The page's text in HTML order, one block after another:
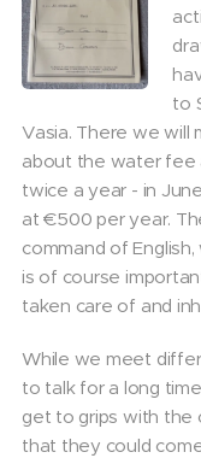
to
Vasia. There we will
about the water fee
twice a year - in
at €500 per year.
command of
is of course
taken care of and
While we meet
to talk for a long
get to grips with the
that they could